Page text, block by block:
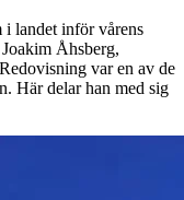
i landet inför vårens
Åhsberg,
var en av de
Här delar han med sig